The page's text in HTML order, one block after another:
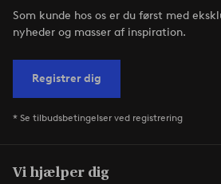
Som kunde hos os er du først med
nyheder og masser af inspiration.
Registrer dig
* Se tilbudsbetingelser ved registrering
Vi hjælper dig